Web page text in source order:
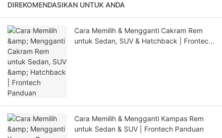
DIREKOMENDASIKAN UNTUK ANDA
Cara Memilih & Mengganti Cakram Rem
untuk Sedan, SUV & Hatchback | Frontech
Cara Memilih & Mengganti Kampas Rem
untuk Sedan & SUV | Frontech Panduan